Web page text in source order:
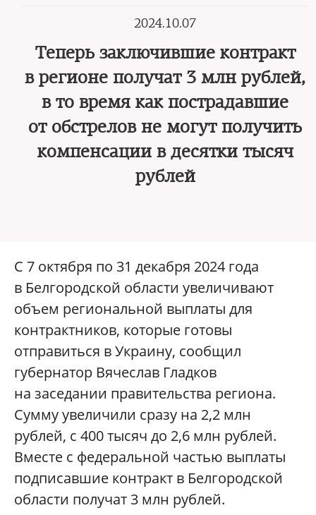
2024.10.07
Теперь заключившие контракт
в регионе получат 3 млн рублей,
в то время как пострадавшие
от обстрелов не могут получить
компенсации в десятки тысяч
рублей
С 7 октября по 31 декабря 2024 года
в Белгородской области увеличивают
объем региональной выплаты для
контрактников, которые готовы
отправиться в Украину, сообщил
губернатор Вячеслав Гладков
на заседании правительства региона.
Сумму увеличили сразу на 2,2 млн
рублей, с 400 тысяч до 2,6 млн рублей.
Вместе с федеральной частью выплаты
подписавшие контракт в Белгородской
области получат 3 млн рублей.